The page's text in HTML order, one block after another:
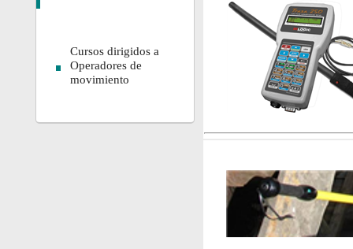
Cursos dirigidos a
Operadores de
movimiento